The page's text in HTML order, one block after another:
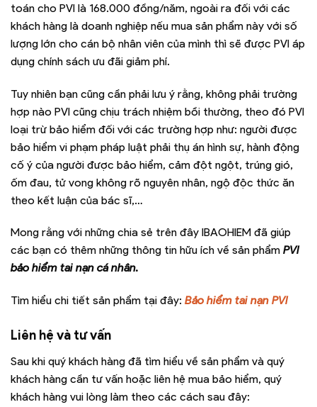
toán cho PVI là 168.000 đồng/năm, ngoài ra đối với các
khách hàng là doanh nghiệp nếu mua sản phẩm này với số
lượng lớn cho cán bộ nhân viên của mình thì sẽ được PVI áp
dụng chính sách ưu đãi giảm phí.
Tuy nhiên bạn cũng cần phải lưu ý rằng, không phải trường
hợp nào PVI cũng chịu trách nhiệm bồi thường, theo đó PVI
loại trừ bảo hiểm đối với các trường hợp như: người được
bảo hiểm vi phạm pháp luật phải thụ án hình sự, hành động
cố ý của người được bảo hiểm, cảm đột ngột, trúng gió,
ốm đau, tử vong không rõ nguyên nhân, ngộ độc thức ăn
theo kết luận của bác sĩ,…
Mong rằng với những chia sẻ trên đây IBAOHIEM đã giúp
các bạn có thêm những thông tin hữu ích về sản phẩm PVI
bảo hiểm tai nạn cá nhân.
Tìm hiểu chi tiết sản phẩm tại đây: Bảo hiểm tai nạn PVI
Liên hệ và tư vấn
Sau khi quý khách hàng đã tìm hiểu về sản phẩm và quý
khách hàng cần tư vấn hoặc liên hệ mua bảo hiểm, quý
khách hàng vui lòng làm theo các cách sau đây: